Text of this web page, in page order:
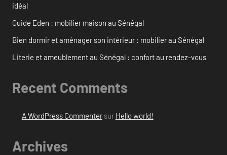
idéal
Guide Eden : mobilier maison au Sénégal
Bien dormir et aménager son intérieur : mobilier au Sénégal
Literie et ameublement au Sénégal : confort au rendez-vous
Recent Comments
A WordPress Commentersur Hello world!
Archives